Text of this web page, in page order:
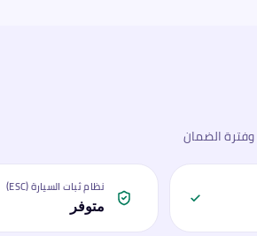
وفترة الضمان
نظام ثبات السيارة (ESC)
متوفر